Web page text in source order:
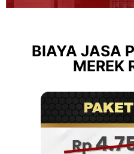
BIAYA JASA
MEREK